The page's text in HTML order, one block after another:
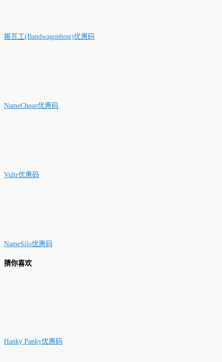
搬瓦工(Bandwagonhost)优惠码
NameCheap优惠码
Vultr优惠码
NameSilo优惠码
猜你喜欢
Hanky Panky优惠码